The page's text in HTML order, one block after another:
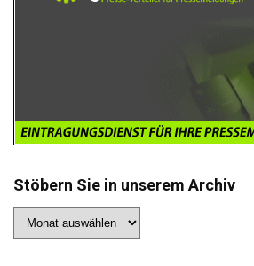
Stöbern Sie in unserem Archiv
Sie